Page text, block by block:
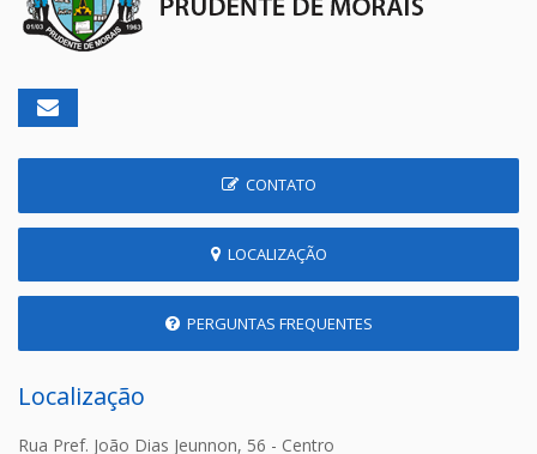
CONTATO
LOCALIZAÇÃO
PERGUNTAS FREQUENTES
Localização
Rua Pref. João Dias Jeunnon, 56 - Centro